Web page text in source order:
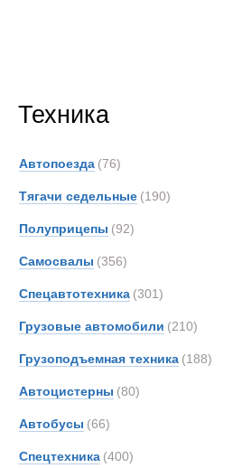
Техника
Автопоезда (76)
Тягачи седельные (190)
Полуприцепы (92)
Самосвалы (356)
Спецавтотехника (301)
Грузовые автомобили (210)
Грузоподъемная техника (188)
Автоцистерны (80)
Автобусы (66)
Спецтехника (400)